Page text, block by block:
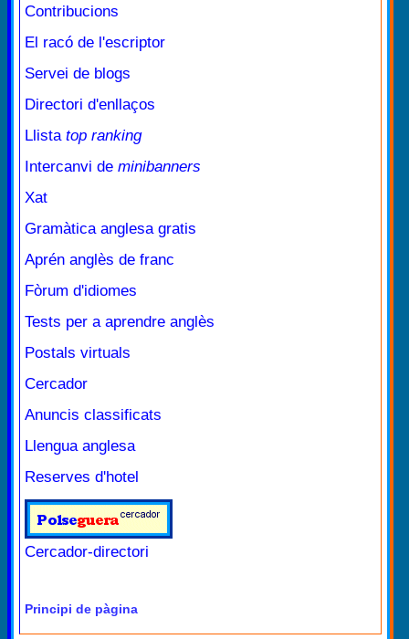
Contribucions
El racó de l'escriptor
Servei de blogs
Directori d'enllaços
Llista top ranking
Intercanvi de minibanners
Xat
Gramàtica anglesa gratis
Aprén anglès de franc
Fòrum d'idiomes
Tests per a aprendre anglès
Postals virtuals
Cercador
Anuncis classificats
Llengua anglesa
Reserves d'hotel
Cercador-directori
Principi de pàgina